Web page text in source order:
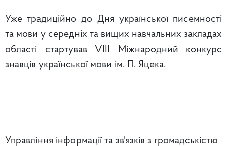
Уже традиційно до Дня української писемності
та мови у середніх та вищих навчальних закладах
області стартував VIII Міжнародний конкурс
знавців української мови ім. П. Яцека.
Управління інформації та зв'язків з громадськістю